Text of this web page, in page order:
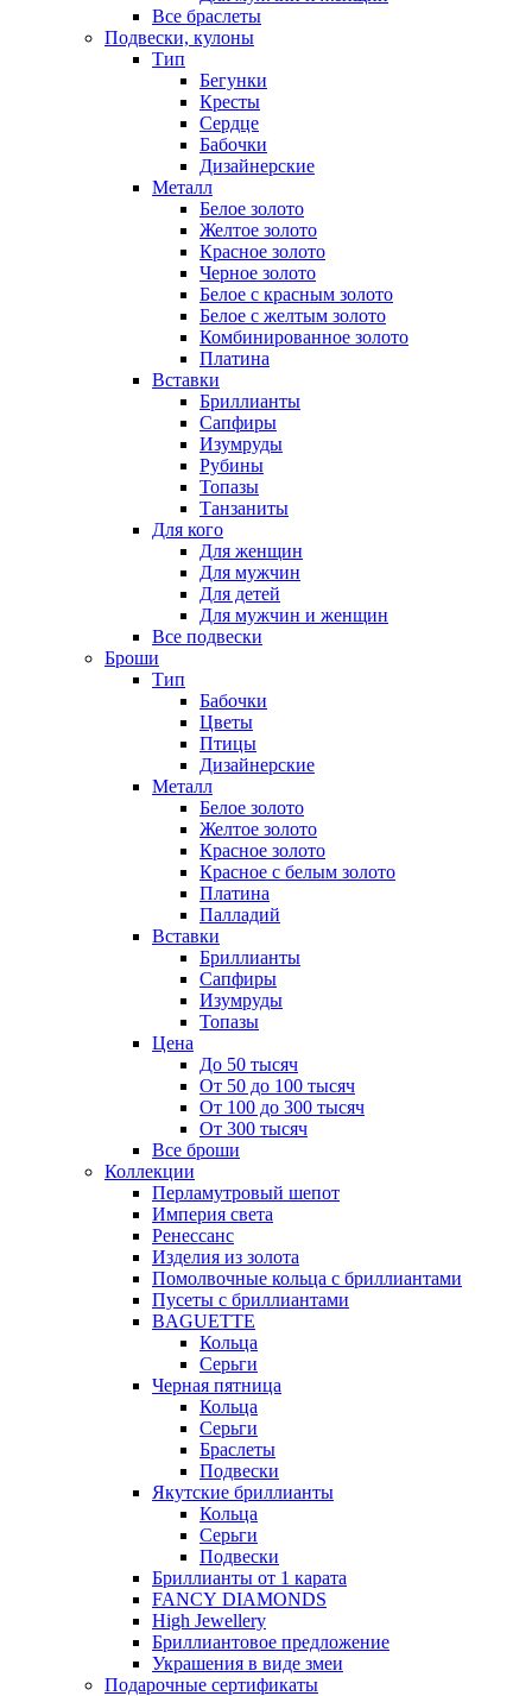
Все браслеты
Подвески, кулоны
Тип
Бегунки
Кресты
Сердце
Бабочки
Дизайнерские
Металл
Белое золото
Желтое золото
Красное золото
Черное золото
Белое с красным золото
Белое с желтым золото
Комбинированное золото
Платина
Вставки
Бриллианты
Сапфиры
Изумруды
Рубины
Топазы
Танзаниты
Для кого
Для женщин
Для мужчин
Для детей
Для мужчин и женщин
Все подвески
Броши
Тип
Бабочки
Цветы
Птицы
Дизайнерские
Металл
Белое золото
Желтое золото
Красное золото
Красное с белым золото
Платина
Палладий
Вставки
Бриллианты
Сапфиры
Изумруды
Топазы
Цена
До 50 тысяч
От 50 до 100 тысяч
От 100 до 300 тысяч
От 300 тысяч
Все броши
Коллекции
Перламутровый шепот
Империя света
Ренессанс
Изделия из золота
Помолвочные кольца с бриллиантами
Пусеты с бриллиантами
BAGUETTE
Кольца
Серьги
Черная пятница
Кольца
Серьги
Браслеты
Подвески
Якутские бриллианты
Кольца
Серьги
Подвески
Бриллианты от 1 карата
FANCY DIAMONDS
High Jewellery
Бриллиантовое предложение
Украшения в виде змеи
Подарочные сертификаты